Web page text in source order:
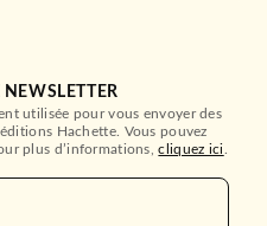
utilisée pour vous envoyer des
Hachette. Vous pouvez
plus d’informations,cliquez ici